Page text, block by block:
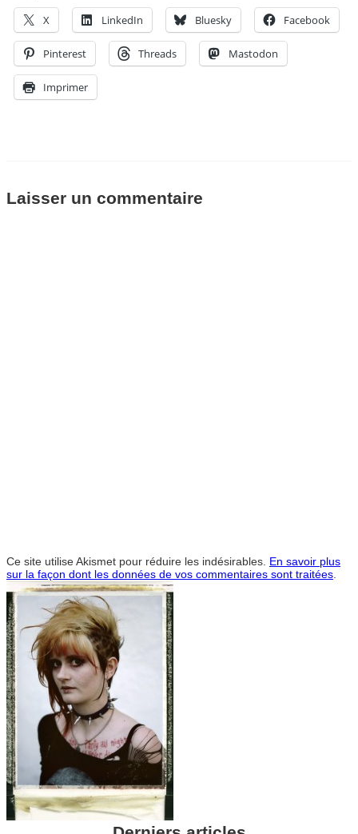
X LinkedIn Bluesky Facebook
Pinterest Threads Mastodon
Imprimer
Laisser un commentaire
Ce site utilise Akismet pour réduire les indésirables. En savoir plus
sur la façon dont les données de vos commentaires sont traitées